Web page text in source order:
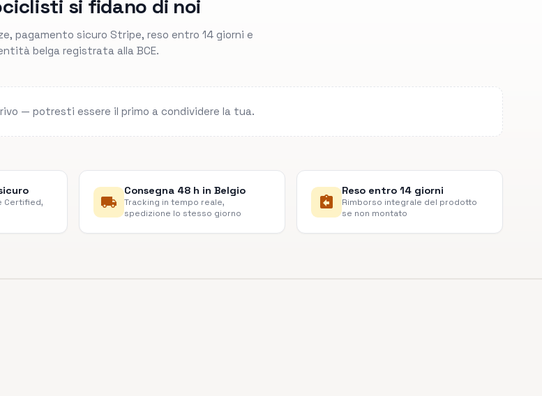
si fidano di noi
pagamento sicuro Stripe, reso entro 14 giorni e
belga registrata alla BCE.
— potresti essere il primo a condividere la tua.
Certified,
local_shipping
Consegna 48 h in Belgio
Tracking in tempo reale,
spedizione lo stesso giorno
assignment_return
Reso entro 14 giorni
Rimborso integrale del prodotto
se non montato